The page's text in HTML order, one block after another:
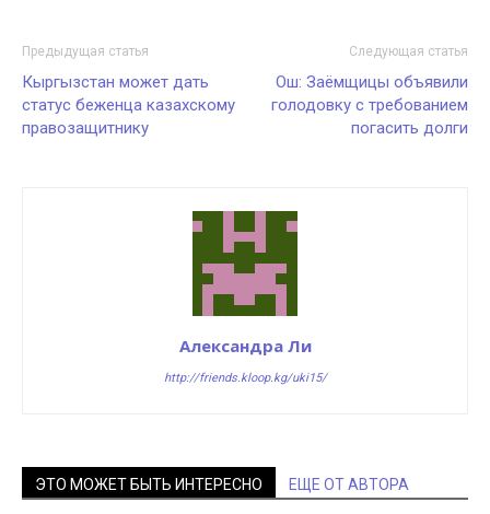
Предыдущая статья
Кыргызстан может дать
статус беженца казахскому
правозащитнику
Следующая статья
Ош: Заёмщицы объявили
голодовку с требованием
погасить долги
Александра Ли
http://friends.kloop.kg/uki15/
ЭТО МОЖЕТ БЫТЬ ИНТЕРЕСНО ЕЩЕ ОТ АВТОРА